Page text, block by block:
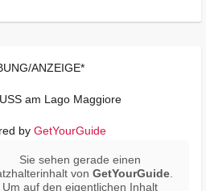
ANZEIGE*
am Lago Maggiore
by GetYourGuide
Sie sehen gerade einen
vonGetYourGuide
Um auf den eigentlichen Inhalt